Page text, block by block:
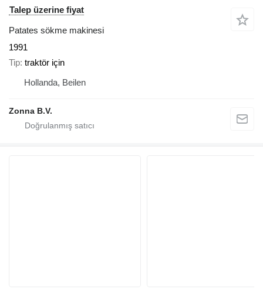
Talep üzerine fiyat
Patates sökme makinesi
1991
Tip traktör için
Hollanda, Beilen
Zonna B.V.